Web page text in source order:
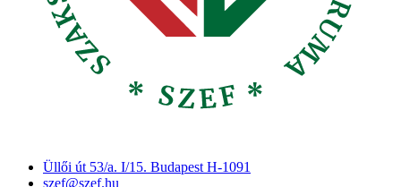
Üllői út 53/a. I/15. Budapest H-1091
szef@szef.hu